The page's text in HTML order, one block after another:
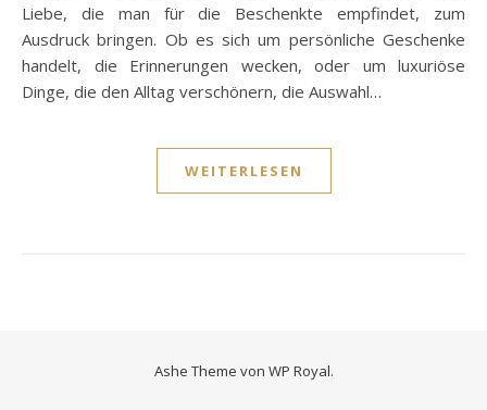
Liebe, die man für die Beschenkte empfindet, zum
Ausdruck bringen. Ob es sich um persönliche Geschenke
handelt, die Erinnerungen wecken, oder um luxuriöse
Dinge, die den Alltag verschönern, die Auswahl…
WEITERLESEN
Ashe Theme von WP Royal.